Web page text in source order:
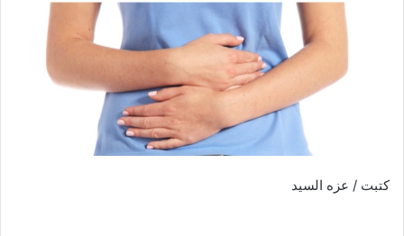
كتبت / عزه السيد